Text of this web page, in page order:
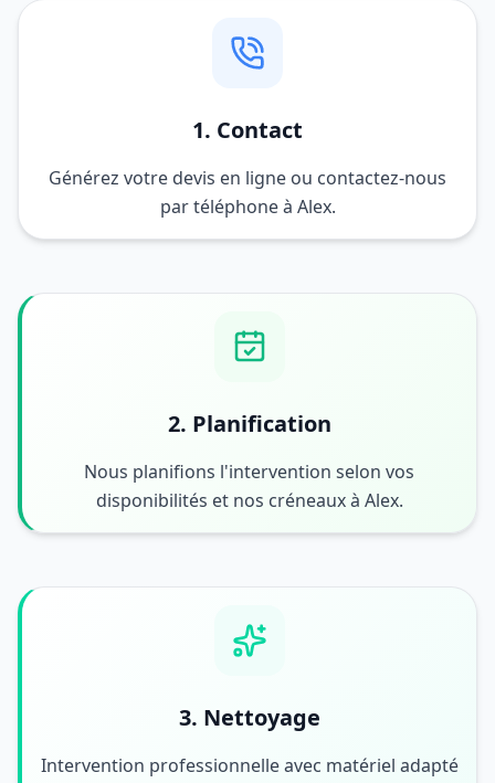
1. Contact
Générez votre devis en ligne ou contactez-nous
par téléphone à Alex.
2. Planification
Nous planifions l'intervention selon vos
disponibilités et nos créneaux à Alex.
3. Nettoyage
Intervention professionnelle avec matériel adapté